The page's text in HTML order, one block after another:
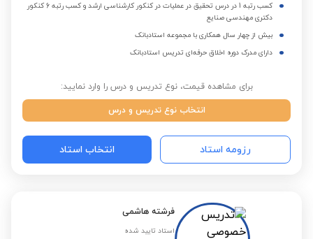
کسب رتبه 1 در درس تحقیق در عملیات در کنکور کارشناسی ارشد و کسب رتبه 6 کنکور
دکتری مهندسی صنایع
بیش از چهار سال همکاری با مجموعه استادبانک
دارای مدرک دوره اخلاق حرفه‌ای تدریس استادبانک
برای مشاهده قیمت، نوع تدریس و درس را وارد نمایید:
انتخاب نوع تدریس و درس
رزومه استاد انتخاب استاد
فرشته هاشمی
استاد تایید شده